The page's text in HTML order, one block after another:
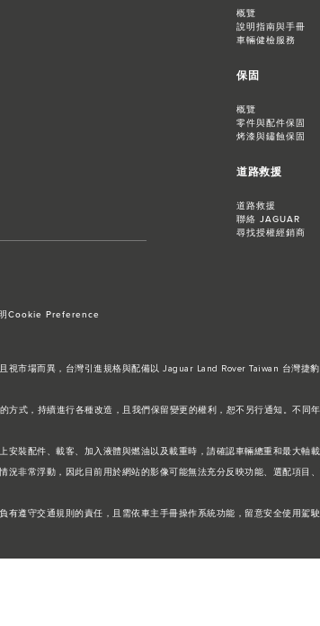
概覽
說明指南與手冊
車輛健檢服務
保固
概覽
零件與配件保固
烤漆與鏽蝕保固
道路救援
道路救援
聯絡 JAGUAR
尋找授權經銷商
Cookie Preference
視市場而異，台灣引進規格與配備以 Jaguar Land Rover Taiwan 台灣
式，持續進行各種改造，且我們保留變更的權利，恕不另行通知。不同
裝配件、載客、加入液體與燃油以及載重時，請確認車輛總重和最大軸載
非常浮動，因此目前用於網站的影像可能無法充分反映功能、選配項
遵守交通規則的責任，且需依車主手冊操作系統功能，留意安全使用